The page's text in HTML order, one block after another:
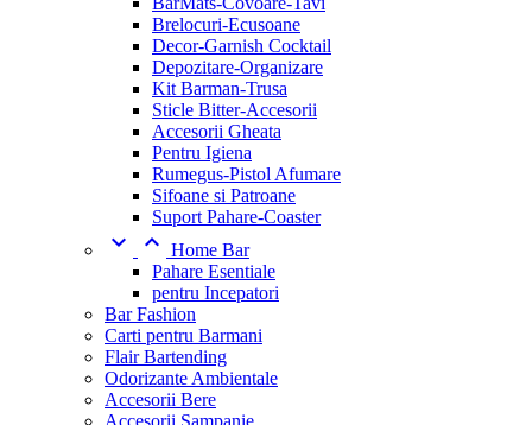
Brelocuri-Ecusoane
Decor-Garnish Cocktail
Depozitare-Organizare
Kit Barman-Trusa
Sticle Bitter-Accesorii
Accesorii Gheata
Pentru Igiena
Rumegus-Pistol Afumare
Sifoane si Patroane
Suport Pahare-Coaster
  Home Bar
Pahare Esentiale
pentru Incepatori
Bar Fashion
Carti pentru Barmani
Flair Bartending
Odorizante Ambientale
Accesorii Bere
Accesorii Sampanie